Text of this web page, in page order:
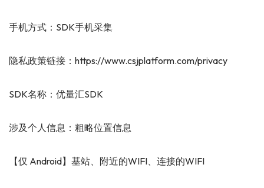
手机方式：SDK手机采集
隐私政策链接：https://www.csjplatform.com/privacy
SDK名称：优量汇SDK
涉及个人信息：粗略位置信息
【仅 Android】基站、附近的WIFI、连接的WIFI